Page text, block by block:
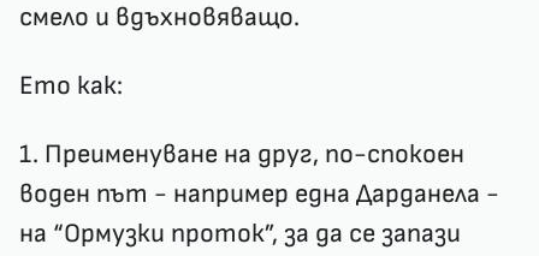
смело и вдъхновяващо.
Ето как:
1. Преименуване на друг, по-спокоен
воден път - например една Дарданела -
на “Ормузки проток”, за да се запази